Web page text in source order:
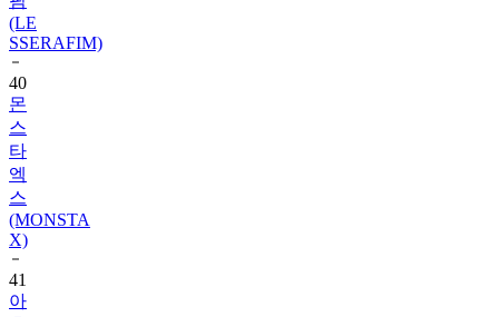
40
몬
스
타
엑
스
(MONSTA
X)
41
아
홉
(AHOF)